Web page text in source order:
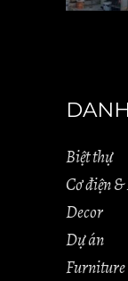
Biệt thự
Cơ điện
Decor
Dự án
Furniture